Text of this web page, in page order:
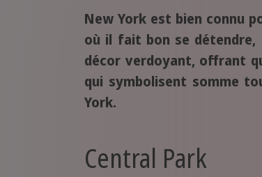
New York est bien connu
où il fait bon se détendre,
décor verdoyant, offrant
qui symbolisent somme
York.
Central Park